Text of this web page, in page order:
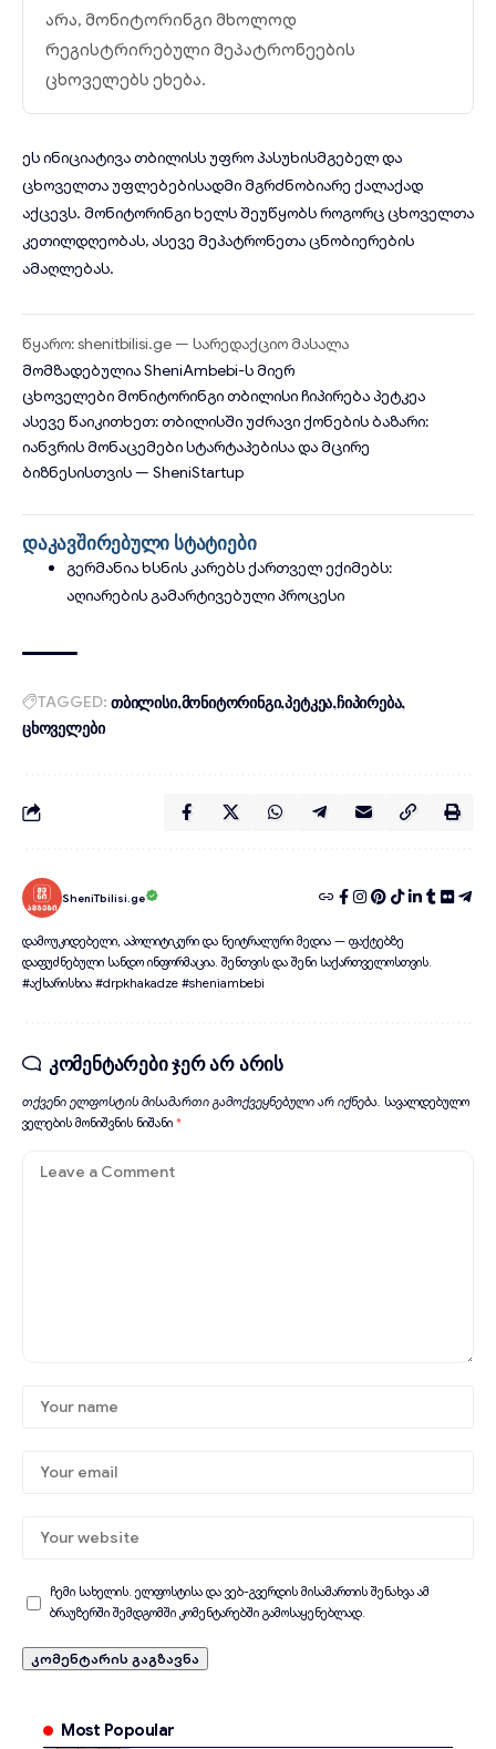
არა, მონიტორინგი მხოლოდ
რეგისტრირებული მეპატრონეების
ცხოველებს ეხება.
ეს ინიციატივა თბილისს უფრო პასუხისმგებელ და
ცხოველთა უფლებებისადმი მგრძნობიარე ქალაქად
აქცევს. მონიტორინგი ხელს შეუწყობს როგორც ცხოველთა
კეთილდღეობას, ასევე მეპატრონეთა ცნობიერების
ამაღლებას.
წყარო: shenitbilisi.ge — სარედაქციო მასალა
მომზადებულიაSheniAmbebi-ს მიერ
ცხოველებიმონიტორინგითბილისიჩიპირებაპეტკეა
ასევე წაიკითხეთ:თბილისში უძრავი ქონების ბაზარი:
იანვრის მონაცემები სტარტაპებისა და მცირე
ბიზნესისთვის— SheniStartup
დაკავშირებული სტატიები
გერმანია ხსნის კარებს ქართველ ექიმებს:
აღიარების გამარტივებული პროცესი
TAGGED: თბილისი მონიტორინგი პეტკეა ჩიპირება
ცხოველები
SheniTbilisi.ge
დამოუკიდებელი, აპოლიტიკური და ნეიტრალური მედია — ფაქტებზე
დაფუძნებული სანდო ინფორმაცია. შენთვის და შენი საქართველოსთვის.
#აქხარისხია #drpkhakadze #sheniambebi
კომენტარები ჯერ არ არის
თქვენი ელფოსტის მისამართი გამოქვეყნებული არ იქნება. სავალდებულო
ველების მონიშვნის ნიშანი *
ჩემი სახელის. ელფოსტისა და ვებ-გვერდის მისამართის შენახვა ამ
ბრაუზერში შემდგომში კომენტარებში გამოსაყენებლად.
Most Popoular